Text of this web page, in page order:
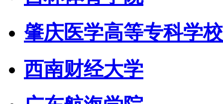
肇庆医学高等专科学校
西南财经大学